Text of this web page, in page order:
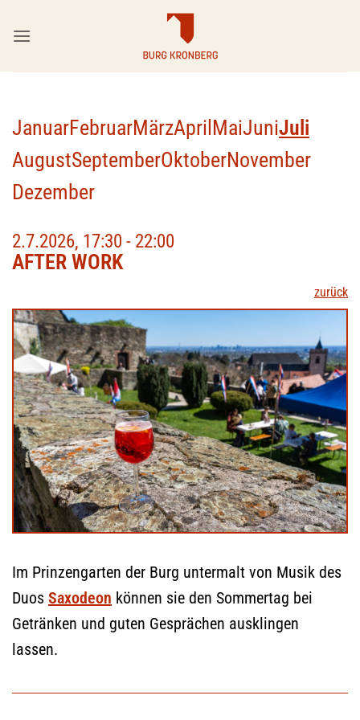
Inhalt
JanuarFebruarMärzApril MaiJuniJuli
AugustSeptemberOktoberNovember
Dezember
2.7.2026, 17:30 - 22:00
AFTER WORK
zurück
Im Prinzengarten der Burg untermalt von Musik des
Duos Saxodeon können sie den Sommertag bei
Getränken und guten Gesprächen ausklingen
lassen.